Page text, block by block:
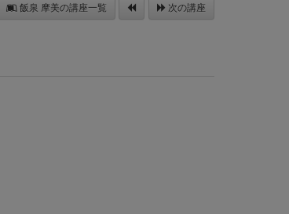
飯泉 摩美の講座一覧 次の講座